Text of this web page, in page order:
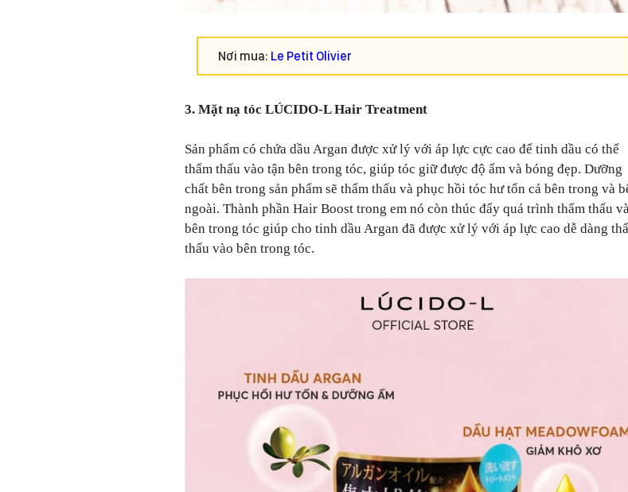
Nơi mua: Le Petit Olivier
3. Mặt nạ tóc LÚCIDO-L Hair Treatment
Sản phẩm có chứa dầu Argan được xử lý với áp lực cực cao để tinh dầu có thể
thẩm thấu vào tận bên trong tóc, giúp tóc giữ được độ ẩm và bóng đẹp. Dưỡng
chất bên trong sản phẩm sẽ thẩm thấu và phục hồi tóc hư tổn cả bên trong và
ngoài. Thành phần Hair Boost trong em nó còn thúc đẩy quá trình thẩm thấu
bên trong tóc giúp cho tinh dầu Argan đã được xử lý với áp lực cao dễ dàng
thấu vào bên trong tóc.